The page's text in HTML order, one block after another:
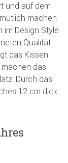
und auf dem
machen
im Design Style
Qualität
das Kissen
das
Durch das
12 cm dick